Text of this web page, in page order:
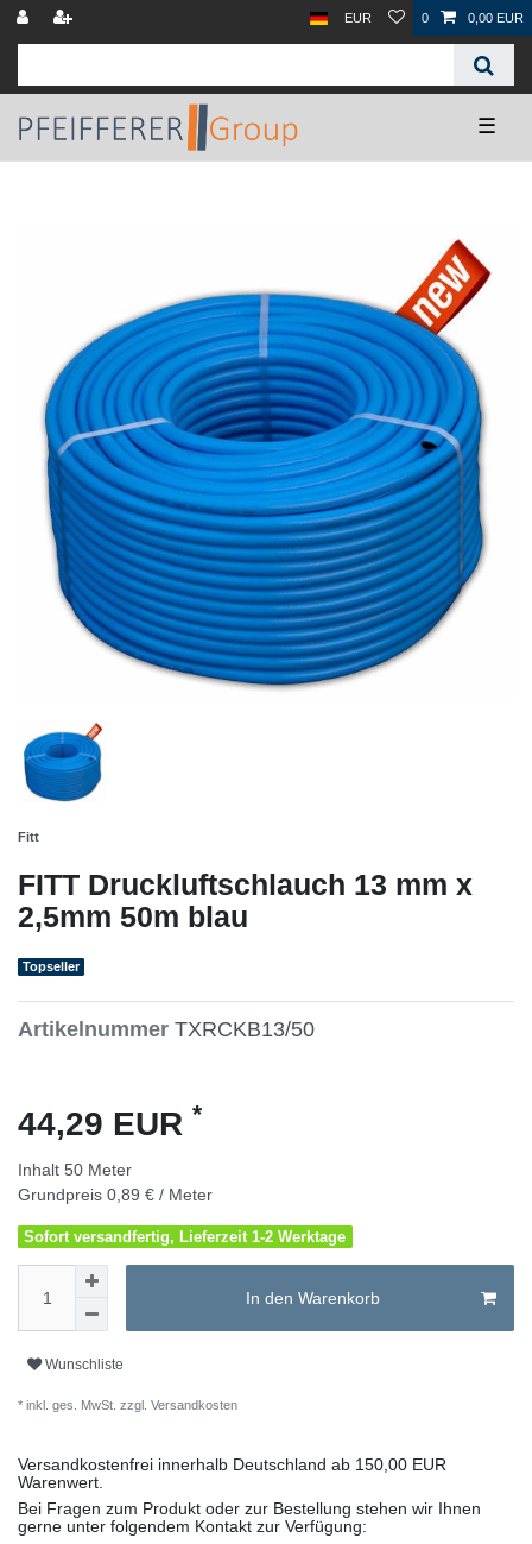
EUR 0 0,00 EUR
☰
Fitt
FITT Druckluftschlauch 13 mm x
2,5mm 50m blau
Topseller
Artikelnummer TXRCKB13/50
44,29 EUR *
Inhalt 50 Meter
Grundpreis 0,89 € / Meter
Sofort versandfertig, Lieferzeit 1-2 Werktage
In den Warenkorb
Wunschliste
* inkl. ges. MwSt. zzgl. Versandkosten
Versandkostenfrei innerhalb Deutschland ab 150,00 EUR
Warenwert.
Bei Fragen zum Produkt oder zur Bestellung stehen wir Ihnen
gerne unter folgendem Kontakt zur Verfügung: